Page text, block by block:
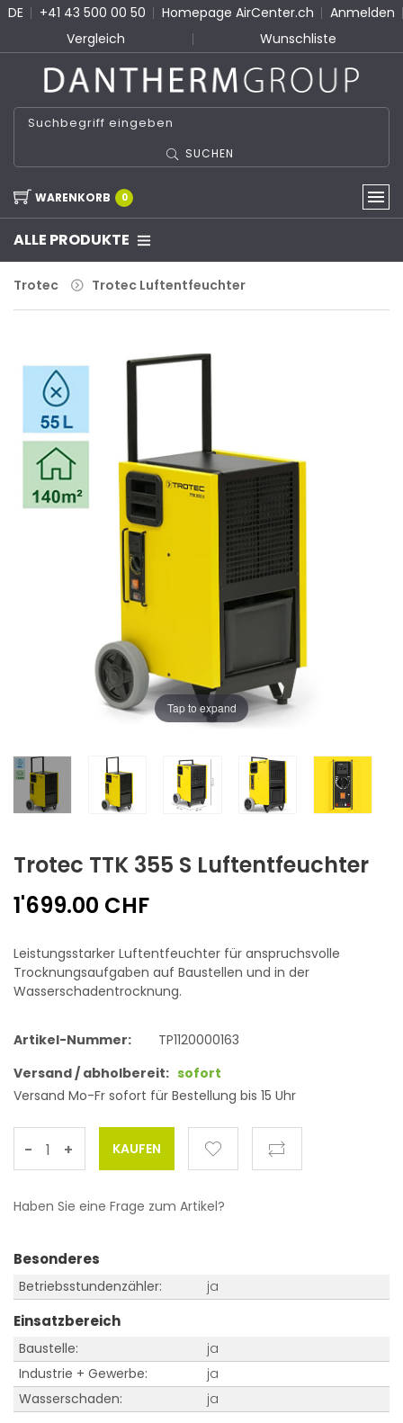
DE +41 43 500 00 50 Homepage AirCenter.ch
Anmelden
Vergleich
Wunschliste
SUCHEN
WARENKORB 0
ALLE PRODUKTE
Trotec Trotec Luftentfeuchter
Tap to expand
Trotec TTK 355 S Luftentfeuchter
1'699.00 CHF
Leistungsstarker Luftentfeuchter für anspruchsvolle
Trocknungsaufgaben auf Baustellen und in der
Wasserschadentrocknung.
Artikel-Nummer:
TP1120000163
Versand / abholbereit: sofort
Versand Mo-Fr sofort für Bestellung bis 15 Uhr
- +
Haben Sie eine Frage zum Artikel?
Besonderes
Betriebsstundenzähler: ja
Einsatzbereich
Baustelle:
ja
Industrie + Gewerbe:
ja
Wasserschaden:
ja